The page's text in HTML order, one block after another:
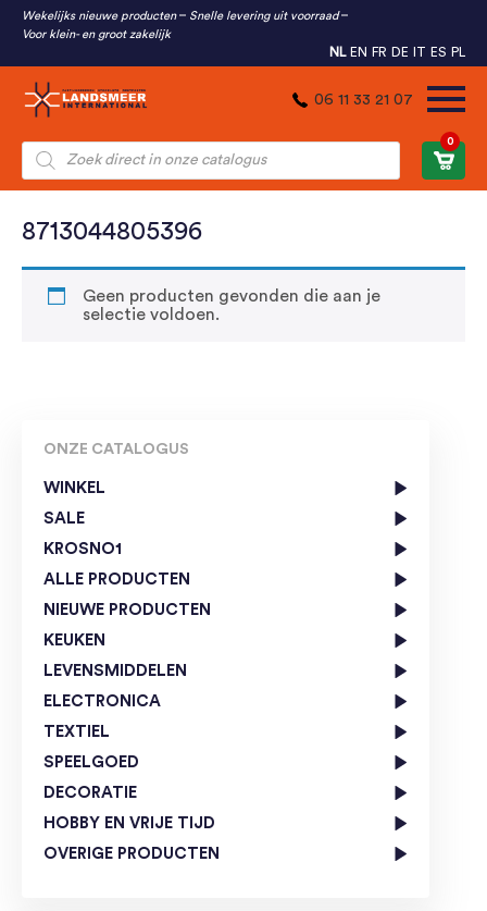
Wekelijks nieuwe producten
Snelle levering uit voorraad
Voor klein- en groot zakelijk
NL EN FR DE IT ES PL
06 11 33 21 07
Producten
zoeken
0
ONZE CATALOGUS
WINKEL
SALE
KROSNO1
ALLE PRODUCTEN
NIEUWE PRODUCTEN
KEUKEN
LEVENSMIDDELEN
ELECTRONICA
TEXTIEL
SPEELGOED
DECORATIE
HOBBY EN VRIJE TIJD
OVERIGE PRODUCTEN
8713044805396
Geen producten gevonden die aan je
selectie voldoen.